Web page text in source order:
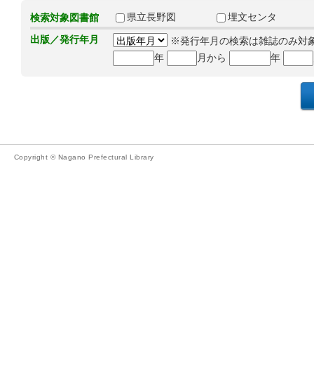
検索対象図書館 県立長野図
埋文センタ
出版／発行年月
※発行年月の検索は雑誌のみ対
年
月から 年
Copyright © Nagano Prefectural Library